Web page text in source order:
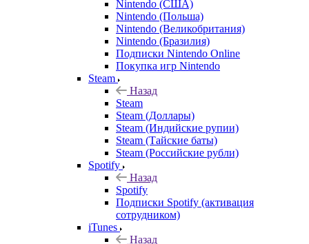
Nintendo (США)
Nintendo (Польша)
Nintendo (Великобритания)
Nintendo (Бразилия)
Подписки Nintendo Online
Покупка игр Nintendo
Steam
Назад
Steam
Steam (Доллары)
Steam (Индийские рупии)
Steam (Тайские баты)
Steam (Российские рубли)
Spotify
Назад
Spotify
Подписки Spotify (активация
сотрудником)
iTunes
Назад